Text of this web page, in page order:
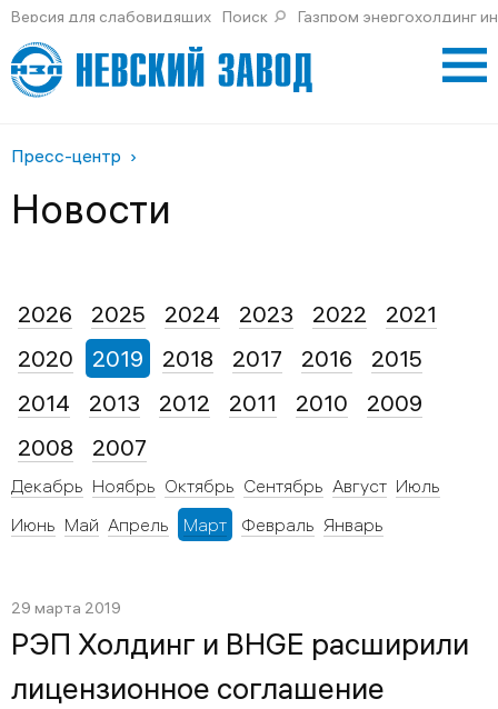
Версия для слабовидящих Поиск Газпром энергохолдинг
Пресс-центр
Новости
2026 2025 2024 2023 2022
2021
2020
2019
Декабрь Ноябрь Октябрь Сентябрь Август Июль
Июнь Май Апрель Март Февраль Январь
2018 2017 2016
2015
2014
2013 2012 2011 2010
2009
2008
2007
29 марта 2019
РЭП Холдинг и BHGE расширили
лицензионное соглашение